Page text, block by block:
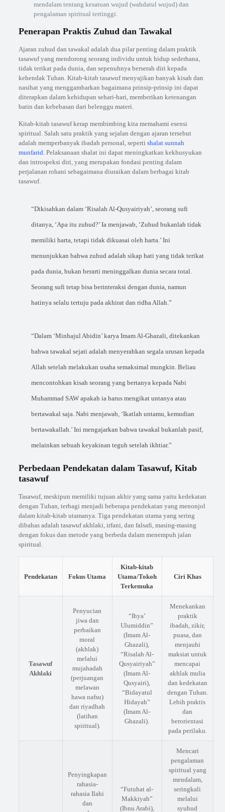
mendalam tentang kesatuan wujud (wahdatul wujud) dan
pengalaman spiritual tertinggi.
Penerapan Praktis Zuhud dan Tawakal
Ajaran zuhud dan tawakal adalah dua pilar penting dalam praktik
tasawuf yang mendorong seorang individu untuk hidup sederhana,
tidak terikat pada dunia, dan sepenuhnya berserah diri kepada
kehendak Tuhan. Kitab-kitab tasawuf menyajikan banyak kisah dan
nasihat yang menggambarkan bagaimana prinsip-prinsip ini dapat
diterapkan dalam kehidupan sehari-hari, memberikan ketenangan
batin dan kebebasan dari belenggu materi.
Kitab-kitab tasawuf kerap membimbing kita memahami esensi
spiritual. Salah satu praktik yang sejalan dengan ajaran tersebut
adalah memperbanyak ibadah personal, seperti shalat sunnah
munfarid. Pelaksanaan shalat ini dapat meningkatkan kekhusyukan
dan introspeksi diri, yang merupakan fondasi penting dalam
perjalanan rohani sebagaimana diuraikan dalam berbagai kitab
tasawuf.
“Dikisahkan dalam ‘Risalah Al-Qusyairiyah’, seorang sufi
ditanya, ‘Apa itu zuhud?’ Ia menjawab, ‘Zuhud bukanlah tidak
memiliki harta, tetapi tidak dikuasai oleh harta.’ Ini
menunjukkan bahwa zuhud adalah sikap hati yang tidak terikat
pada dunia, bukan berarti meninggalkan dunia secara total.
Seorang sufi tetap bisa berinteraksi dengan dunia, namun
hatinya selalu tertuju pada akhirat dan ridha Allah.”
“Dalam ‘Minhajul Abidin’ karya Imam Al-Ghazali, ditekankan
bahwa tawakal sejati adalah menyerahkan segala urusan kepada
Allah setelah melakukan usaha semaksimal mungkin. Beliau
mencontohkan kisah seorang yang bertanya kepada Nabi
Muhammad SAW apakah ia harus mengikat untanya atau
bertawakal saja. Nabi menjawab, ‘Ikatlah untamu, kemudian
bertawakallah.’ Ini mengajarkan bahwa tawakal bukanlah pasif,
melainkan sebuah keyakinan teguh setelah ikhtiar.”
Perbedaan Pendekatan dalam Tasawuf, Kitab
tasawuf
Tasawuf, meskipun memiliki tujuan akhir yang sama yaitu kedekatan
dengan Tuhan, terbagi menjadi beberapa pendekatan yang menonjol
dalam kitab-kitab utamanya. Tiga pendekatan utama yang sering
dibahas adalah tasawuf akhlaki, irfani, dan falsafi, masing-masing
dengan fokus dan metode yang berbeda dalam menempuh jalan
spiritual.
Pendekatan Fokus Utama
Kitab-kitab
Utama/Tokoh
Terkemuka
Ciri Khas
Tasawuf
Akhlaki
Penyucian
jiwa dan
perbaikan
moral
(akhlak)
melalui
mujahadah
(perjuangan
melawan
hawa nafsu)
dan riyadhah
(latihan
spiritual).
“Ihya’
Ulumiddin”
(Imam Al-
Ghazali),
“Risalah Al-
Qusyairiyah”
(Imam Al-
Qusyairi),
“Bidayatul
Hidayah”
(Imam Al-
Ghazali).
Menekankan
praktik
ibadah, zikir,
puasa, dan
menjauhi
maksiat untuk
mencapai
akhlak mulia
dan kedekatan
dengan Tuhan.
Lebih praktis
dan
berorientasi
pada perilaku.
Penyingkapan
rahasia-
rahasia Ilahi
dan
“Futuhat al-
Makkiyah”
(Ibnu Arabi),
Mencari
pengalaman
spiritual yang
mendalam,
seringkali
melalui
syuhud